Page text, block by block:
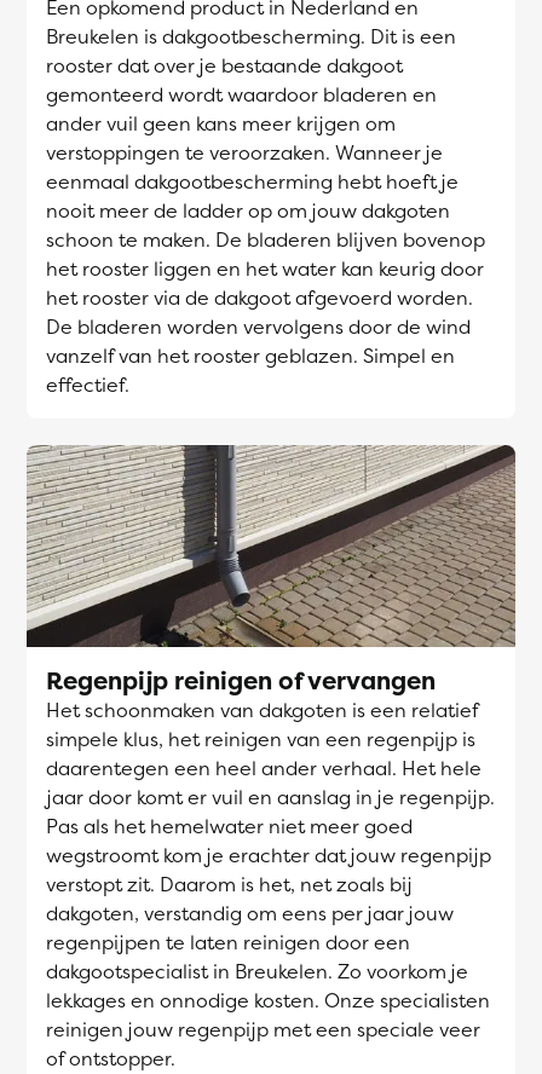
Een opkomend product in Nederland en
Breukelen is dakgootbescherming. Dit is een
rooster dat over je bestaande dakgoot
gemonteerd wordt waardoor bladeren en
ander vuil geen kans meer krijgen om
verstoppingen te veroorzaken. Wanneer je
eenmaal dakgootbescherming hebt hoeft je
nooit meer de ladder op om jouw dakgoten
schoon te maken. De bladeren blijven bovenop
het rooster liggen en het water kan keurig door
het rooster via de dakgoot afgevoerd worden.
De bladeren worden vervolgens door de wind
vanzelf van het rooster geblazen. Simpel en
effectief.
Regenpijp reinigen of vervangen
Het schoonmaken van dakgoten is een relatief
simpele klus, het reinigen van een regenpijp is
daarentegen een heel ander verhaal. Het hele
jaar door komt er vuil en aanslag in je regenpijp.
Pas als het hemelwater niet meer goed
wegstroomt kom je erachter dat jouw regenpijp
verstopt zit. Daarom is het, net zoals bij
dakgoten, verstandig om eens per jaar jouw
regenpijpen te laten reinigen door een
dakgootspecialist in Breukelen. Zo voorkom je
lekkages en onnodige kosten. Onze specialisten
reinigen jouw regenpijp met een speciale veer
of ontstopper.